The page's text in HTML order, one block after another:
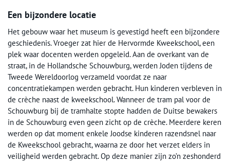
Een bijzondere locatie
Het gebouw waar het museum is gevestigd heeft een bijzondere
geschiedenis. Vroeger zat hier de Hervormde Kweekschool, een
plek waar docenten werden opgeleid. Aan de overkant van de
straat, in de Hollandsche Schouwburg, werden Joden tijdens de
Tweede Wereldoorlog verzameld voordat ze naar
concentratiekampen werden gebracht. Hun kinderen verbleven in
de crèche naast de kweekschool. Wanneer de tram pal voor de
Schouwburg bij de tramhalte stopte hadden de Duitse bewakers
in de Schouwburg even geen zicht op de crèche. Meerdere keren
werden op dat moment enkele Joodse kinderen razendsnel naar
de Kweekschool gebracht, waarna ze door het verzet elders in
veiligheid werden gebracht. Op deze manier zijn zo’n zeshonderd